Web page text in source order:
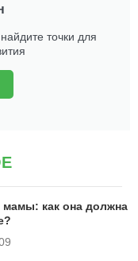
точки для
мамы: как она должна